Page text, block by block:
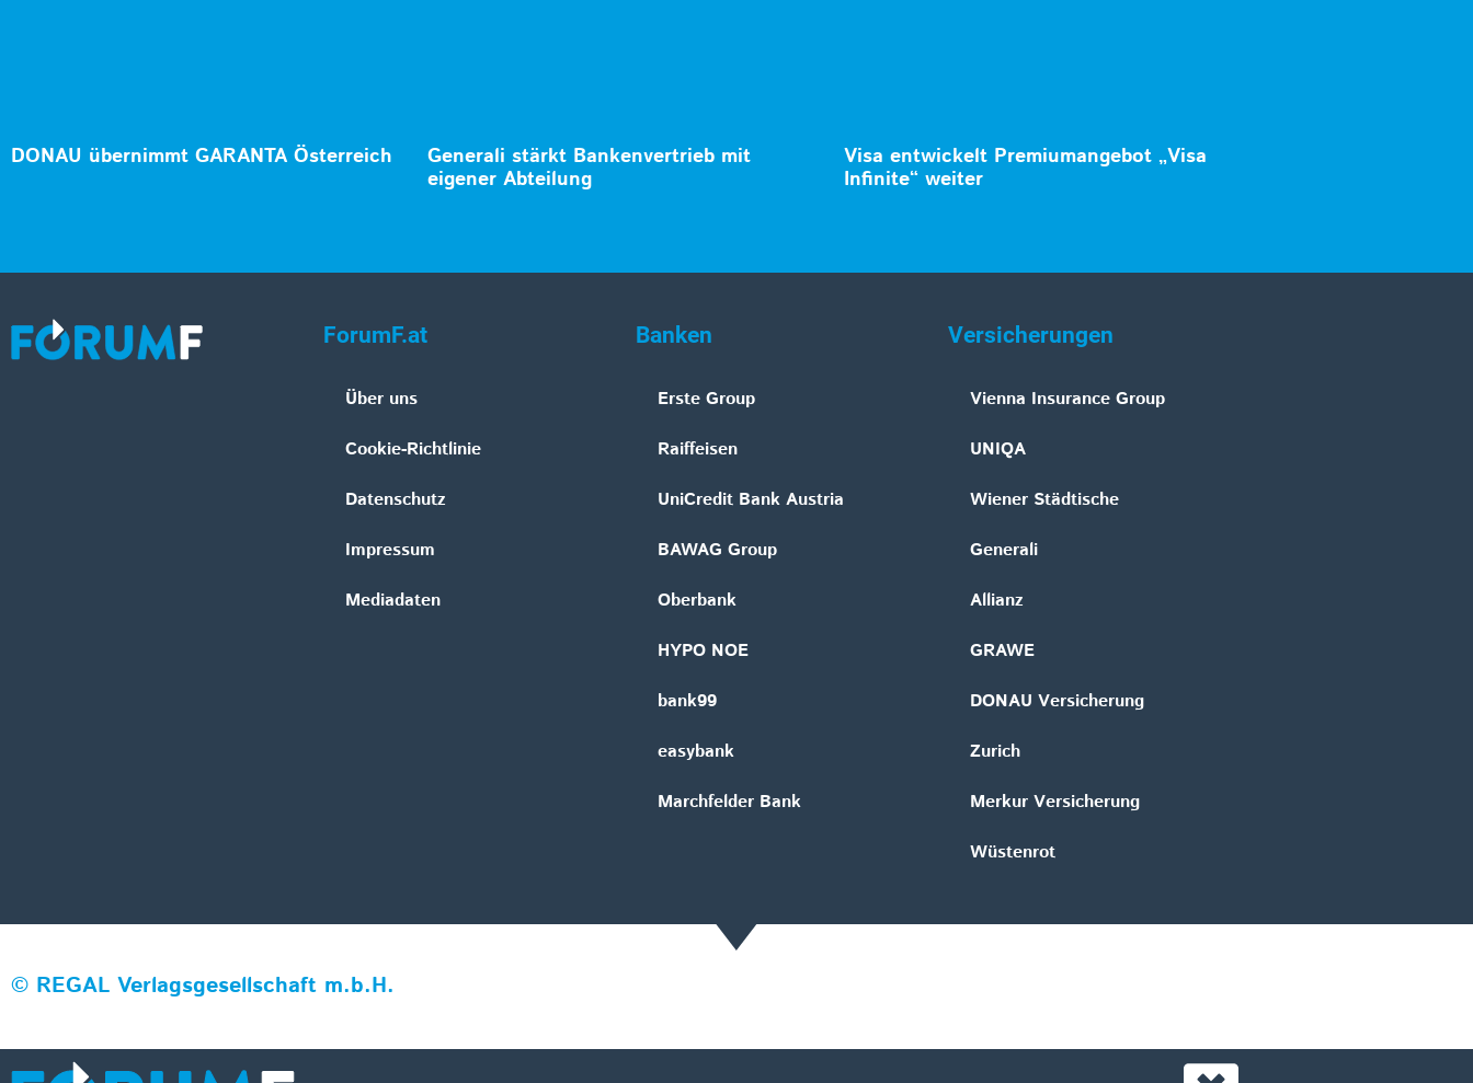
DONAU übernimmt GARANTA Österreich
Generali stärkt Bankenvertrieb mit
eigener Abteilung
Visa entwickelt Premiumangebot „Visa
Infinite“ weiter
ForumF.at
Über uns
Cookie-Richtlinie
Datenschutz
Impressum
Mediadaten
Banken
Erste Group
Raiffeisen
UniCredit Bank Austria
BAWAG Group
Oberbank
HYPO NOE
bank99
easybank
Marchfelder Bank
Versicherungen
Vienna Insurance Group
UNIQA
Wiener Städtische
Generali
Allianz
GRAWE
DONAU Versicherung
Zurich
Merkur Versicherung
Wüstenrot
© REGAL Verlagsgesellschaft m.b.H.